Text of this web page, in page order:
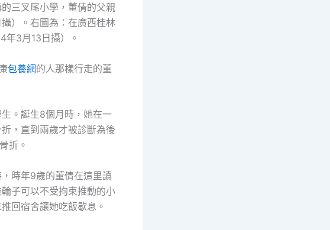
三叉尾小學，董倩的父親
）。右圖為：在廣西桂林
年3月13日攝）。
包養網的人那樣行走的董
。誕生8個月時，她在一
，直到兩歲才被診斷為後
折。
時年9歲的董倩在這里讀
子可以不受拘束推動的小
回宿舍讓她吃飯歇息。